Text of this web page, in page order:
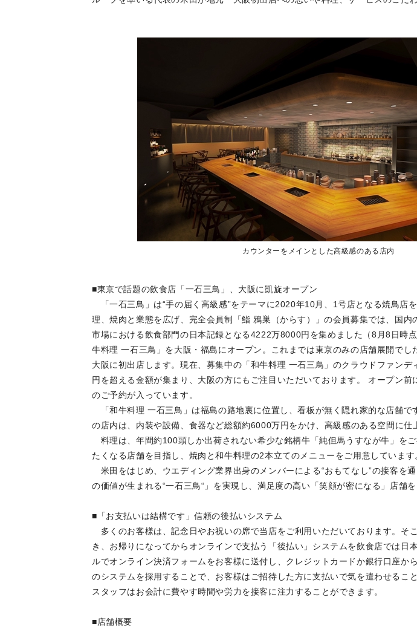
カウンターをメインとした高級感のある店内
■東京で話題の飲食店「一石三鳥」、大阪に凱旋オープン
「一石三鳥」は“手の届く高級感”をテーマに2020年10月、1号店となる焼鳥店
理、焼肉と業態を広げ、完全会員制「鮨 鴉巣（からす）」の会員募集では、国内
市場における飲食部門の日本記録となる4222万8000円を集めました（8月8日時
牛料理 一石三鳥」を大阪・福島にオープン。これまでは東京のみの店舗展開でし
大阪に初出店します。現在、募集中の「和牛料理 一石三鳥」のクラウドファン
円を超える金額が集まり、大阪の方にもご注目いただいております。 オープン前
のご予約が入っています。
「和牛料理 一石三鳥」は福島の路地裏に位置し、看板が無く隠れ家的な店舗で
の店内は、内装や設備、食器など総額約6000万円をかけ、高級感のある空間に仕
料理は、年間約100頭しか出荷されない希少な銘柄牛「純但馬うすなが牛」を
たくなる店舗を目指し、焼肉と和牛料理の2本立てのメニューをご用意しています
米田をはじめ、ウエディング業界出身のメンバーによる“おもてなし”の接客を
の価値が生まれる“一石三鳥“」を実現し、満足度の高い「笑顔が密になる」店舗を
■「お支払いは結構です」信頼の後払いシステム
多くのお客様は、記念日やお祝いの席で当店をご利用いただいております。そ
き、お帰りになってからオンラインで支払う「後払い」システムを飲食店では日
ルでオンライン決済フォームをお客様に送付し、クレジットカードか銀行口座か
のシステムを採用することで、お客様はご招待した方に支払いで気を遣わせるこ
スタッフはお会計に費やす時間や労力を接客に注力することができます。
■店舗概要